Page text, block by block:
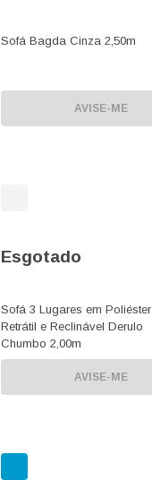
Sofá Bagda Cinza 2,50m
AVISE-ME
Esgotado
Sofá 3 Lugares em Poliéster
Retrátil e Reclinável Derulo
Chumbo 2,00m
AVISE-ME